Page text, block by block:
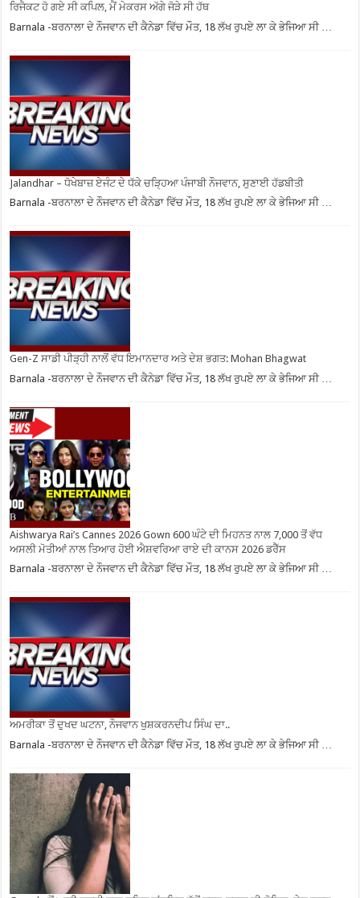
ਰਿਜੈਕਟ ਹੋ ਗਏ ਸੀ ਕਪਿਲ, ਮੈਂ ਮੇਕਰਸ ਅੱਗੇ ਜੋੜੇ ਸੀ ਹੱਥ
Barnala -ਬਰਨਾਲਾ ਦੇ ਨੌਜਵਾਨ ਦੀ ਕੈਨੇਡਾ ਵਿੱਚ ਮੌਤ, 18 ਲੱਖ ਰੁਪਏ ਲਾ ਕੇ ਭੇਜਿਆ ਸੀ …
Jalandhar – ਧੋਖੇਬਾਜ਼ ਏਜੰਟ ਦੇ ਧੱਕੇ ਚੜ੍ਹਿਆ ਪੰਜਾਬੀ ਨੌਜਵਾਨ, ਸੁਣਾਈ ਹੱਡਬੀਤੀ
Barnala -ਬਰਨਾਲਾ ਦੇ ਨੌਜਵਾਨ ਦੀ ਕੈਨੇਡਾ ਵਿੱਚ ਮੌਤ, 18 ਲੱਖ ਰੁਪਏ ਲਾ ਕੇ ਭੇਜਿਆ ਸੀ …
Gen-Z ਸਾਡੀ ਪੀੜ੍ਹੀ ਨਾਲੋਂ ਵੱਧ ਇਮਾਨਦਾਰ ਅਤੇ ਦੇਸ਼ ਭਗਤ: Mohan Bhagwat
Barnala -ਬਰਨਾਲਾ ਦੇ ਨੌਜਵਾਨ ਦੀ ਕੈਨੇਡਾ ਵਿੱਚ ਮੌਤ, 18 ਲੱਖ ਰੁਪਏ ਲਾ ਕੇ ਭੇਜਿਆ ਸੀ …
Aishwarya Rai’s Cannes 2026 Gown 600 ਘੰਟੇ ਦੀ ਮਿਹਨਤ ਨਾਲ 7,000 ਤੋਂ ਵੱਧ
ਅਸਲੀ ਮੋਤੀਆਂ ਨਾਲ ਤਿਆਰ ਹੋਈ ਐਸ਼ਵਰਿਆ ਰਾਏ ਦੀ ਕਾਨਸ 2026 ਡਰੈੱਸ
Barnala -ਬਰਨਾਲਾ ਦੇ ਨੌਜਵਾਨ ਦੀ ਕੈਨੇਡਾ ਵਿੱਚ ਮੌਤ, 18 ਲੱਖ ਰੁਪਏ ਲਾ ਕੇ ਭੇਜਿਆ ਸੀ …
ਅਮਰੀਕਾ ਤੋਂ ਦੁਖਦ ਘਟਨਾ, ਨੌਜਵਾਨ ਖੁਸ਼ਕਰਨਦੀਪ ਸਿੰਘ ਦਾ..
Barnala -ਬਰਨਾਲਾ ਦੇ ਨੌਜਵਾਨ ਦੀ ਕੈਨੇਡਾ ਵਿੱਚ ਮੌਤ, 18 ਲੱਖ ਰੁਪਏ ਲਾ ਕੇ ਭੇਜਿਆ ਸੀ …